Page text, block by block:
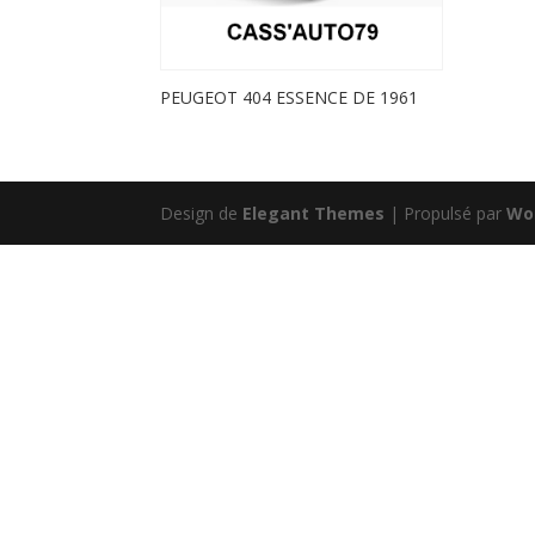
PEUGEOT 404 ESSENCE DE 1961
Design de Elegant Themes | Propulsé par